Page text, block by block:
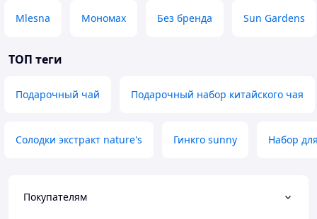
Mlesna Мономах Без бренда Sun Gardens
ТОП теги
Подарочный чай Подарочный набор китайского чая
Солодки экстракт nature's Гинкго sunny Набор
Покупателям